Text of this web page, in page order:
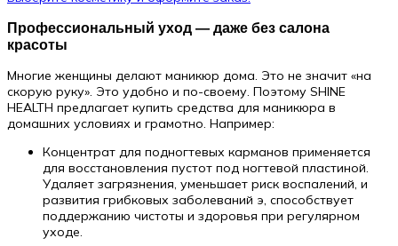
Профессиональный уход — даже без салона
красоты
Многие женщины делают маникюр дома. Это не значит «на
скорую руку». Это удобно и по-своему. Поэтому SHINE
HEALTH предлагает купить средства для маникюра в
домашних условиях и грамотно. Например:
Концентрат для подногтевых карманов применяется
для восстановления пустот под ногтевой пластиной.
Удаляет загрязнения, уменьшает риск воспалений, и
развития грибковых заболеваний э, способствует
поддержанию чистоты и здоровья при регулярном
уходе.